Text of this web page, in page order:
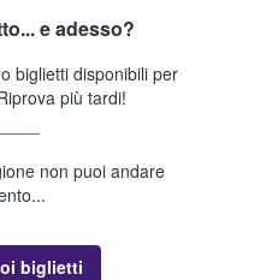
e adesso?
biglietti disponibili per
più tardi!
non puoi andare
biglietti